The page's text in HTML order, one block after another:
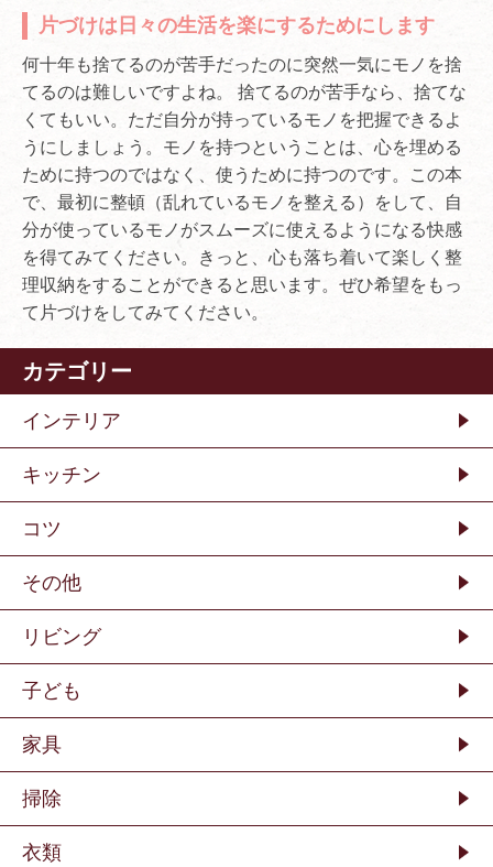
片づけは日々の生活を楽にするためにします
何十年も捨てるのが苦手だったのに突然一気にモノを捨
てるのは難しいですよね。 捨てるのが苦手なら、捨てな
くてもいい。ただ自分が持っているモノを把握できるよ
うにしましょう。モノを持つということは、心を埋める
ために持つのではなく、使うために持つのです。この本
で、最初に整頓（乱れているモノを整える）をして、自
分が使っているモノがスムーズに使えるようになる快感
を得てみてください。きっと、心も落ち着いて楽しく整
理収納をすることができると思います。ぜひ希望をもっ
て片づけをしてみてください。
カテゴリー
インテリア
キッチン
コツ
その他
リビング
子ども
家具
掃除
衣類